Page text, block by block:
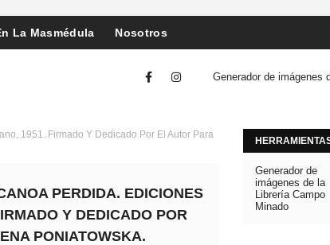
La Masmédula Nosotros
Generador de imágenes
1951. Firmado Y Dedicado Por El Autor Para
PERDIDA. EDICIONES
Y DEDICADO POR
PONIATOWSKA.
Generador de
imágenes de la
Librería Campo
Minado